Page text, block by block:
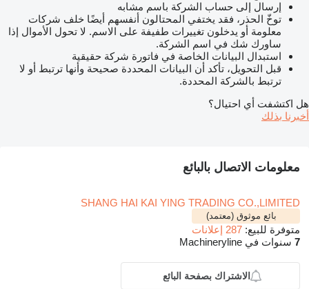
إرسال إلى حساب الشركة باسم مشابه
توخّ الحذر، فقد يختفي المحتالون أنفسهم أيضًا خلف شركات
معلومة أو يدخلون تغييرات طفيفة على الاسم. لا تحول الأموال إذا
ساورك شك في اسم الشركة.
استبدال البيانات الخاصة في فاتورة شركة حقيقية
قبل التحويل، تأكد أن البيانات المحددة صحيحة وأنها ترتبط أو لا
ترتبط بالشركة المحددة.
هل اكتشفت أي احتيال؟
أخبرنا بذلك
معلومات الاتصال بالبائع
SHANG HAI KAI YING TRADING CO.,LIMITED
بائع موثوق (معتمد)
متوفرة للبيع: 287 إعلانات
7 سنوات في Machineryline
الاشتراك بصفحة البائع